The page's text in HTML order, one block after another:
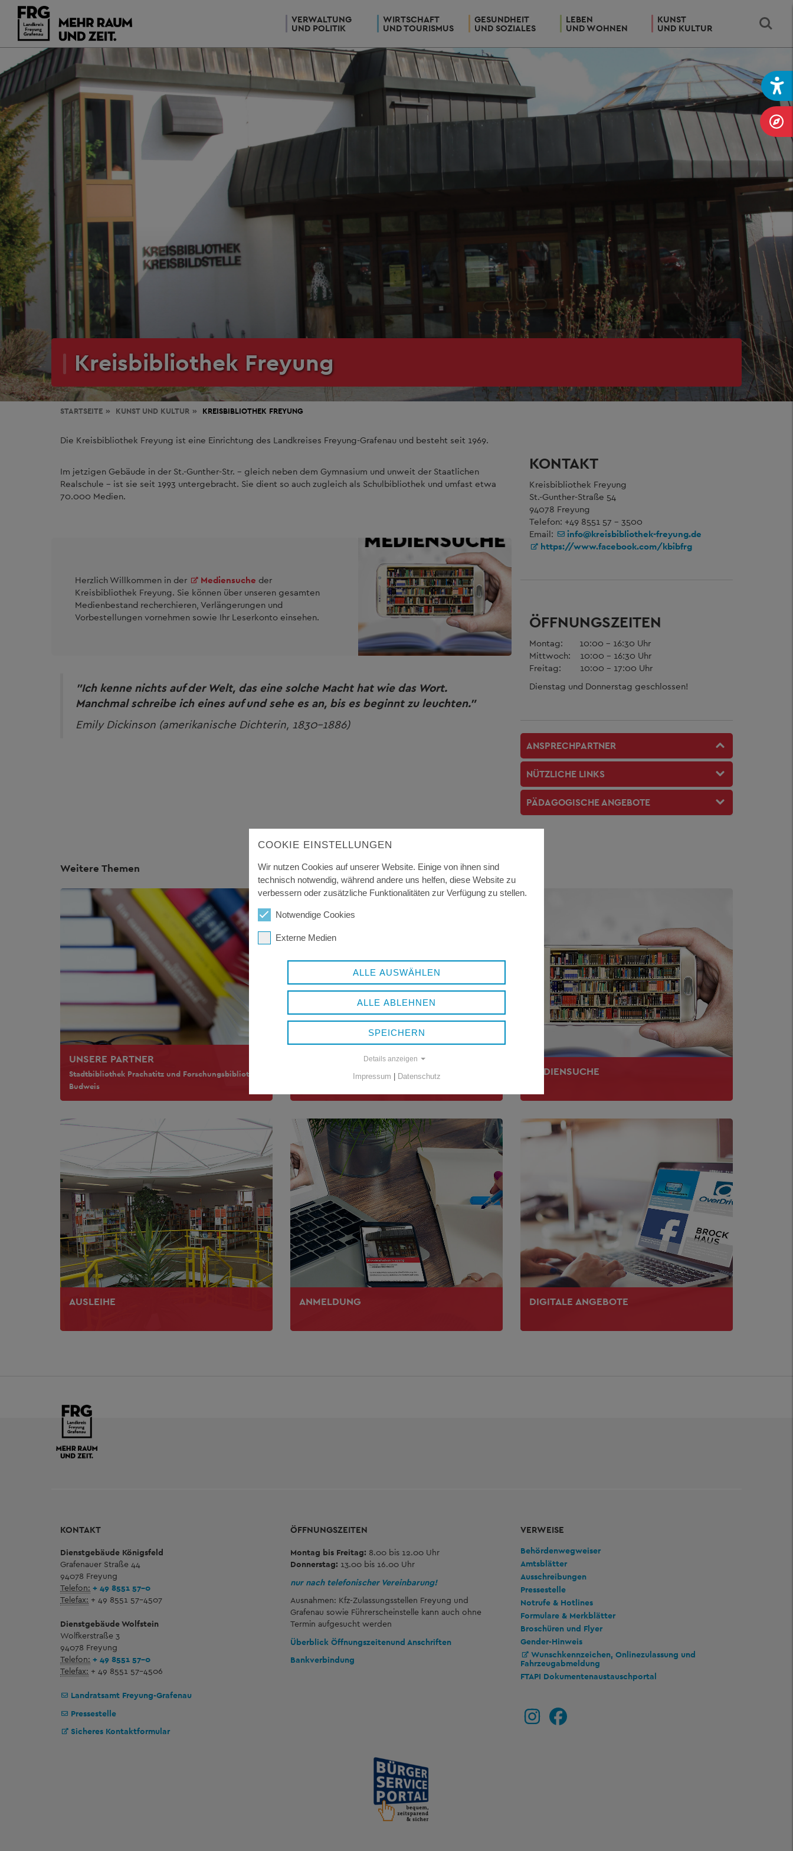
VERWALTUNG
UND POLITIK
WIRTSCHAFT
UND TOURISMUS
GESUNDHEIT
UND SOZIALES
LEBEN
UND WOHNEN
KUNST
UND KULTUR
Kreisbibliothek Freyung
STARTSEITE KUNST UND KULTUR KREISBIBLIOTHEK FREYUNG
Die Kreisbibliothek Freyung ist eine Einrichtung des Landkreises Freyung-Grafenau und besteht seit 1969.
Im jetzigen Gebäude in der St.-Gunther-Str. – gleich neben dem Gymnasium und unweit der Staatlichen
Realschule – ist sie seit 1993 untergebracht. Sie dient so auch zugleich als Schulbibliothek und umfast etwa
70.000 Medien.
Herzlich Willkommen in der Mediensuche der
Kreisbibliothek Freyung. Sie können über unseren gesamten
Medienbestand recherchieren, Verlängerungen und
Vorbestellungen vornehmen sowie Ihr Leserkonto einsehen.
"Ich kenne nichts auf der Welt, das eine solche Macht hat wie das Wort.
Manchmal schreibe ich eines auf und sehe es an, bis es beginnt zu leuchten."
Emily Dickinson (amerikanische Dichterin, 1830-1886)
KONTAKT
Kreisbibliothek Freyung
St.-Gunther-Straße 54
94078 Freyung
Telefon: +49 8551 57 - 3500
Email:
info@kreisbibliothek-freyung.de
https://www.facebook.com/kbibfrg
ÖFFNUNGSZEITEN
Montag: 10:00 - 16:30 Uhr
Mittwoch: 10:00 - 16:30 Uhr
Freitag: 10:00 - 17:00 Uhr
Dienstag und Donnerstag geschlossen!
ANSPRECHPARTNER
NÜTZLICHE LINKS
PÄDAGOGISCHE ANGEBOTE
Weitere Themen
UNSERE PARTNER
Stadtbibliothek Prachatitz und Forschungsbibliothek
Budweis
MUSIKARCHIV MEDIENSUCHE
AUSLEIHE ANMELDUNG DIGITALE ANGEBOTE
KONTAKT
Dienstgebäude Königsfeld
Grafenauer Straße 44
94078 Freyung
Telefon: + 49 8551 57-0
Telefax: + 49 8551 57-4507
Dienstgebäude Wolfstein
Wolfkerstraße 3
94078 Freyung
Telefon: + 49 8551 57-0
Telefax: + 49 8551 57-4506
Landratsamt Freyung-Grafenau
Pressestelle
Sicheres Kontaktformular
ÖFFNUNGSZEITEN
Montag bis Freitag: 8.00 bis 12.00 Uhr
Donnerstag: 13.00 bis 16.00 Uhr
nur nach telefonischer Vereinbarung!
Ausnahmen: Kfz-Zulassungsstellen Freyung und
Grafenau sowie Führerscheinstelle kann auch ohne
Termin aufgesucht werden
Überblick Öffnungszeitenund Anschriften
Bankverbindung
VERWEISE
Behördenwegweiser
Amtsblätter
Ausschreibungen
Pressestelle
Notrufe & Hotlines
Formulare & Merkblätter
Broschüren und Flyer
Gender-Hinweis
Wunschkennzeichen, Onlinezulassung und
Fahrzeugabmeldung
FTAPI Dokumentenaustauschportal
COOKIE EINSTELLUNGEN
Wir nutzen Cookies auf unserer Website. Einige von ihnen sind
technisch notwendig, während andere uns helfen, diese Website zu
verbessern oder zusätzliche Funktionalitäten zur Verfügung zu stellen.
Notwendige Cookies
Externe Medien
ALLE AUSWÄHLEN
ALLE ABLEHNEN
SPEICHERN
Details anzeigen
Impressum | Datenschutz